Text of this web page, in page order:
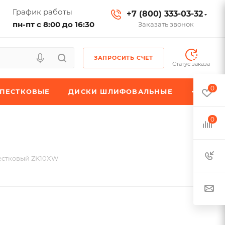
График работы
пн-пт с 8:00 до 16:30
+7 (800) 333-03-32
Заказать звонок
ЗАПРОСИТЬ СЧЕТ
Статус заказа
ДИСКИ ШЛИФОВАЛЬНЫЕ
ZK10XW
0
0